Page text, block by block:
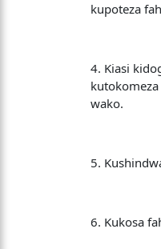
kupoteza
4. Kiasi
wako.
5.
6. Kukosa